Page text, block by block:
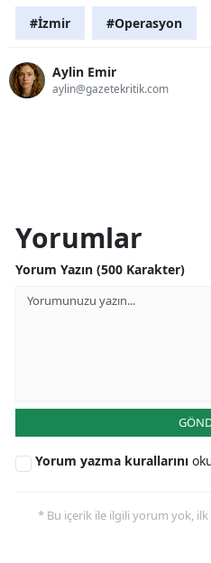
#İzmir #Operasyon
Aylin Emir
aylin@gazetekritik.com
Yorumlar
Yorum Yazın (500 Karakter)
Yorum yazma kurallarını
* Bu içerik ile ilgili yorum yok, ilk